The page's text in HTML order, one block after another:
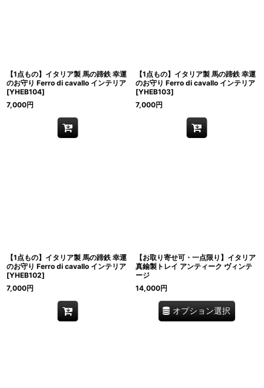
【1点もの】イタリア製 馬の蹄鉄 幸運
のお守り Ferro di cavallo インテリア
[YHEB104]
7,000円
【1点もの】イタリア製 馬の蹄鉄 幸運
のお守り Ferro di cavallo インテリア
[YHEB103]
7,000円
【1点もの】イタリア製 馬の蹄鉄 幸運
のお守り Ferro di cavallo インテリア
[YHEB102]
7,000円
【お取り寄せ可・一点限り】イタリア
真鍮製トレイ アンティーク ヴィンテ
ージ
14,000円
オプション選択